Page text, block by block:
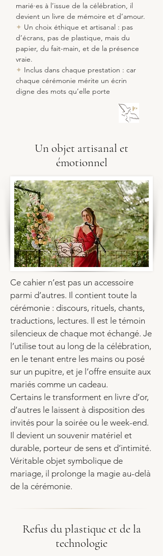
marié·es à l’issue de la célébration, il
devient un livre de mémoire et d’amour.
✦ Un choix éthique et artisanal : pas
d’écrans, pas de plastique, mais du
papier, du fait-main, et de la présence
vraie.
✦ Inclus dans chaque prestation : car
chaque cérémonie mérite un écrin
digne des mots qu’elle porte
Un objet artisanal et
émotionnel
Ce cahier n’est pas un accessoire
parmi d’autres. Il contient toute la
cérémonie : discours, rituels, chants,
traductions, lectures. Il est le témoin
silencieux de chaque mot échangé. Je
l’utilise tout au long de la célébration,
en le tenant entre les mains ou posé
sur un pupitre, et je l’offre ensuite aux
mariés comme un cadeau.
Certains le transforment en livre d’or,
d’autres le laissent à disposition des
invités pour la soirée ou le week-end.
Il devient un souvenir matériel et
durable, porteur de sens et d’intimité.
Véritable objet symbolique de
mariage, il prolonge la magie au-delà
de la cérémonie.
Refus du plastique et de la
technologie